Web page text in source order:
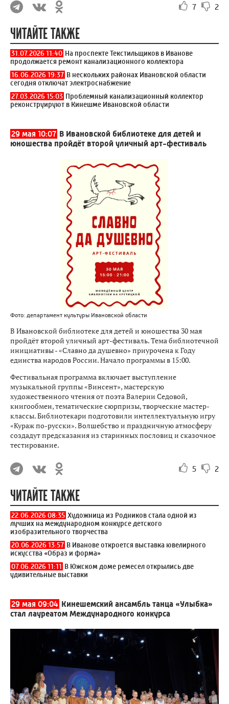
7 2
ЧИТАЙТЕ ТАКЖЕ
31.07.2026 11:40 На проспекте Текстильщиков в Иванове
продолжается ремонт канализационного коллектора
16.06.2026 19:37 В нескольких районах Ивановской области
сегодня отключат электроснабжение
27.03.2026 15:03 Проблемный канализационный коллектор
реконструируют в Кинешме Ивановской области
29 мая 10:07 В Ивановской библиотеке для детей и
юношества пройдёт второй уличный арт-фестиваль
Фото: департамент культуры Ивановской области
В Ивановской библиотеке для детей и юношества 30 мая
пройдёт второй уличный арт-фестиваль. Тема библиотечной
инициативы - «Славно да душевно» приурочена к Году
единства народов России. Начало программы в 15:00.
Фестивальная программа включает выступление
музыкальной группы «Винсент», мастерскую
художественного чтения от поэта Валерии Седовой,
книгообмен, тематические сюрпризы, творческие мастер-
классы. Библиотекари подготовили интеллектуальную игру
«Кураж по-русски». Волшебство и праздничную атмосферу
создадут предсказания из старинных пословиц и сказочное
тестирование.
5 2
ЧИТАЙТЕ ТАКЖЕ
22.06.2026 08:35 Художница из Родников стала одной из
лучших на международном конкурсе детского
изобразительного творчества
20.06.2026 13:57 В Иванове откроется выставка ювелирного
искусства «Образ и форма»
07.06.2026 11:11 В Южском доме ремесел открылись две
удивительные выставки
29 мая 09:04 Кинешемский ансамбль танца «Улыбка»
стал лауреатом Международного конкурса